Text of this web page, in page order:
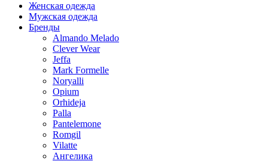
Женская одежда
Мужская одежда
Бренды
Almando Melado
Clever Wear
Jeffa
Mark Formelle
Noryalli
Opium
Orhideja
Palla
Pantelemone
Romgil
Vilatte
Ангелика